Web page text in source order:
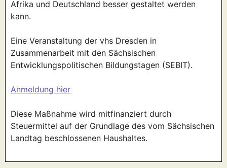
Afrika und Deutschland besser gestaltet werden
kann.
Eine Veranstaltung der vhs Dresden in
Zusammenarbeit mit den Sächsischen
Entwicklungspolitischen Bildungstagen (SEBIT).
Anmeldung hier
Diese Maßnahme wird mitfinanziert durch
Steuermittel auf der Grundlage des vom Sächsischen
Landtag beschlossenen Haushaltes.